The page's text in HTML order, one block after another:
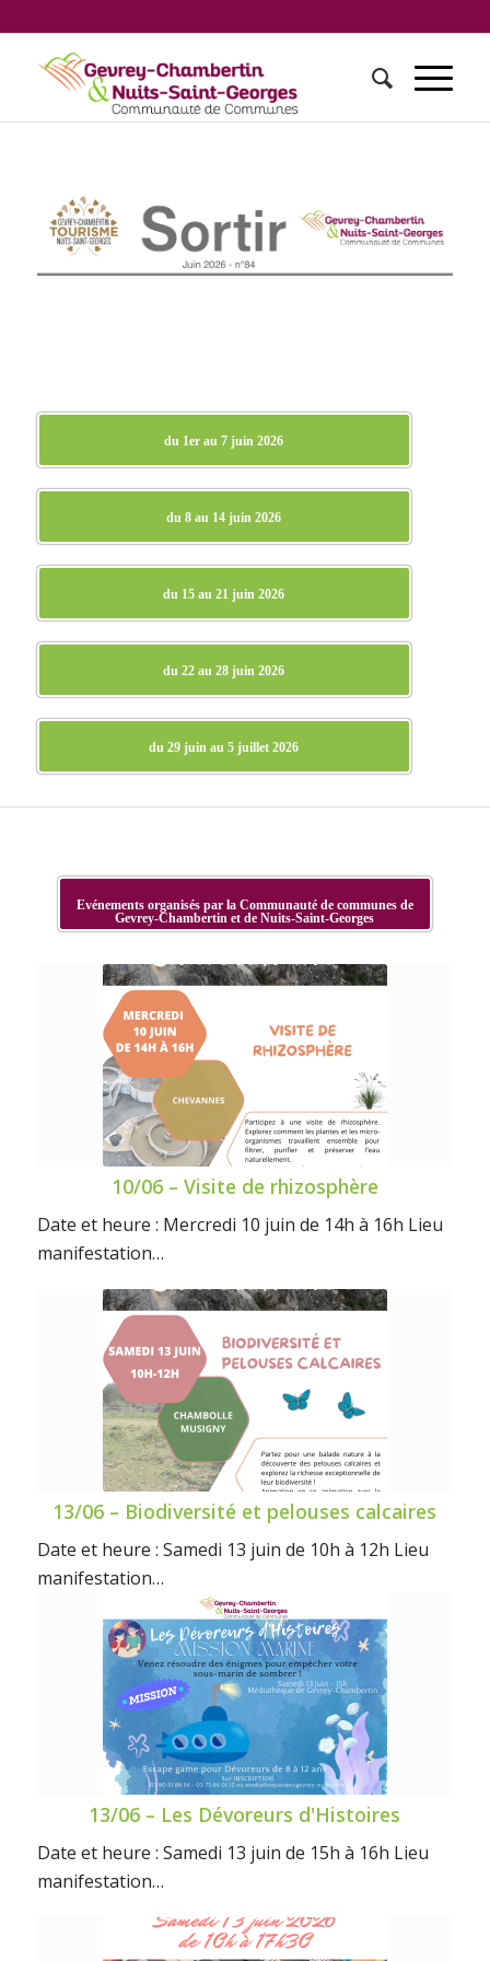
du 1er au 7 juin 2026
du 8 au 14 juin 2026
du 15 au 21 juin 2026
du 22 au 28 juin 2026
du 29 juin au 5 juillet 2026
Evénements organisés par la Communauté de communes de
Gevrey-Chambertin et de Nuits-Saint-Georges
10/06 – Visite de rhizosphère
Date et heure : Mercredi 10 juin de 14h à 16h Lieu
manifestation…
13/06 – Biodiversité et pelouses calcaires
Date et heure : Samedi 13 juin de 10h à 12h Lieu
manifestation…
13/06 – Les Dévoreurs d'Histoires
Date et heure : Samedi 13 juin de 15h à 16h Lieu
manifestation…